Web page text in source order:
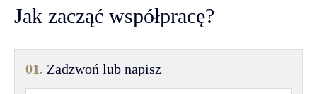
Jak zacząć współpracę?
01. Zadzwoń lub napisz